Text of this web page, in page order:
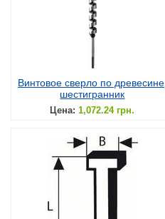
Винтовое сверло по древесине,
шестигранник
Цена: 1,072.24 грн.